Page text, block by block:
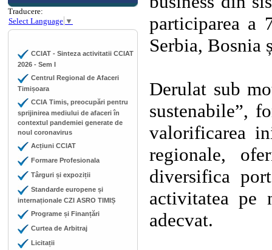
Traducere:
Select Language ▼
CCIAT - Sinteza activitatii CCIAT
2026 - Sem I
Centrul Regional de Afaceri
Timișoara
CCIA Timis, preocupări pentru
sprijinirea mediului de afaceri în
contextul pandemiei generate de
noul coronavirus
Acțiuni CCIAT
Formare Profesionala
Târguri și expoziții
Standarde europene și
internaționale CZI ASRO TIMIȘ
Programe și Finanțări
Curtea de Arbitraj
Licitații
participarea a
Serbia, Bosnia
Derulat sub
sustenabile”,
valorificarea
regionale,
diversifica
activitatea
adecvat.